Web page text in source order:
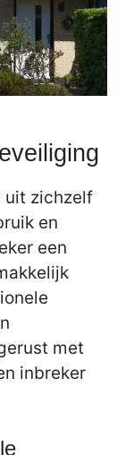
uit zichzelf
en
een
met
inbreker